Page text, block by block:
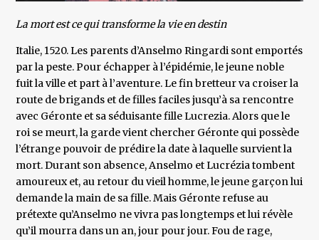
La mort est ce qui transforme la vie en destin
Italie, 1520. Les parents d’Anselmo Ringardi sont emportés
par la peste. Pour échapper à l’épidémie, le jeune noble
fuit la ville et part à l’aventure. Le fin bretteur va croiser la
route de brigands et de filles faciles jusqu’à sa rencontre
avec Géronte et sa séduisante fille Lucrezia. Alors que le
roi se meurt, la garde vient chercher Géronte qui possède
l’étrange pouvoir de prédire la date à laquelle survient la
mort. Durant son absence, Anselmo et Lucrézia tombent
amoureux et, au retour du vieil homme, le jeune garçon lui
demande la main de sa fille. Mais Géronte refuse au
prétexte qu’Anselmo ne vivra pas longtemps et lui révèle
qu’il mourra dans un an, jour pour jour. Fou de rage,